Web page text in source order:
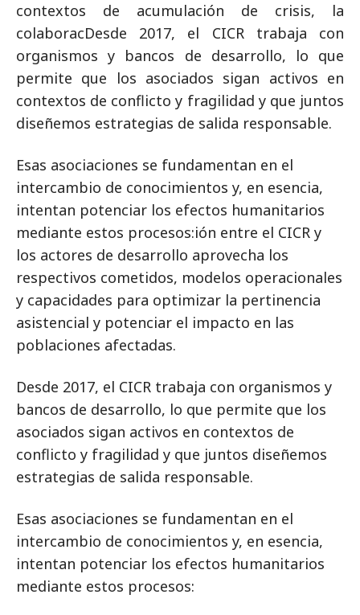
contextos de acumulación de crisis, la
colaboracDesde 2017, el CICR trabaja con
organismos y bancos de desarrollo, lo que
permite que los asociados sigan activos en
contextos de conflicto y fragilidad y que juntos
diseñemos estrategias de salida responsable.
Esas asociaciones se fundamentan en el
intercambio de conocimientos y, en esencia,
intentan potenciar los efectos humanitarios
mediante estos procesos:ión entre el CICR y
los actores de desarrollo aprovecha los
respectivos cometidos, modelos operacionales
y capacidades para optimizar la pertinencia
asistencial y potenciar el impacto en las
poblaciones afectadas.
Desde 2017, el CICR trabaja con organismos y
bancos de desarrollo, lo que permite que los
asociados sigan activos en contextos de
conflicto y fragilidad y que juntos diseñemos
estrategias de salida responsable.
Esas asociaciones se fundamentan en el
intercambio de conocimientos y, en esencia,
intentan potenciar los efectos humanitarios
mediante estos procesos: